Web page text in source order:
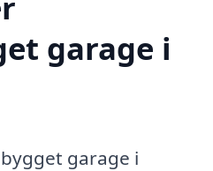
garage i
garage i